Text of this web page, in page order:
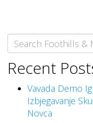
Search
for:
Recent
Vavada Demo
Izbjegavanje
Novca